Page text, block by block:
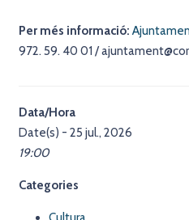
Per més informació:
972. 59. 40 01 /
Data/Hora
Date(s) - 25 jul., 2026
19:00
Categories